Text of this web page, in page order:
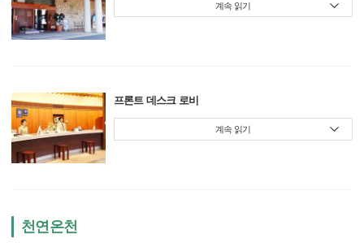
계속 읽기
프론트 데스크 로비
계속 읽기
천연온천